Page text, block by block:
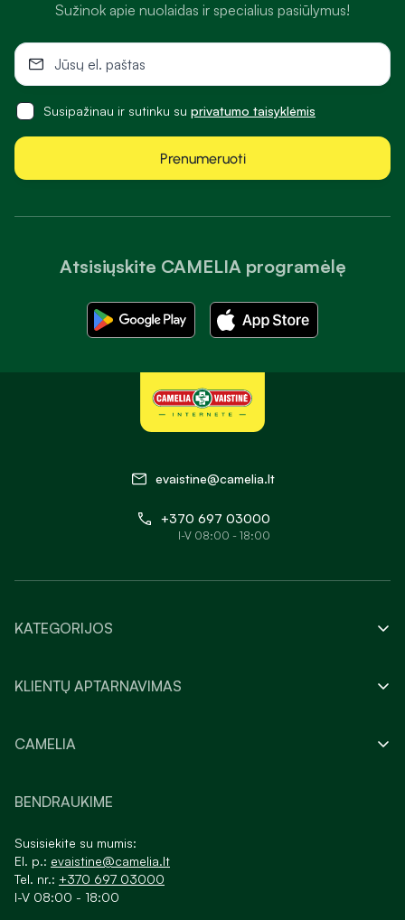
Atsisiųskite CAMELIA programėlę
Sužinok apie nuolaidas ir specialius pasiūlymus!
Susipažinau ir sutinku su privatumo taisyklėmis
Prenumeruoti
evaistine@camelia.lt
+370 697 03000
I-V 08:00 - 18:00
KATEGORIJOS
KLIENTŲ APTARNAVIMAS
CAMELIA
BENDRAUKIME
Susisiekite su mumis:
El. p.: evaistine@camelia.lt
Tel. nr.: +370 697 03000
I-V 08:00 - 18:00